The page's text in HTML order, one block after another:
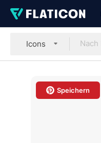
Icons
Speichern